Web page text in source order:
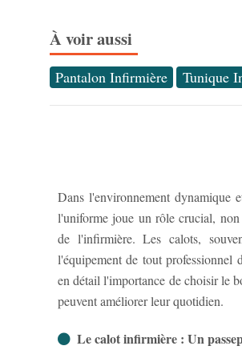
À voir aussi
Pantalon Infirmière Tunique
Dans l'environnement dynamique
l'uniforme joue un rôle crucial,
de l'infirmière. Les calots,
l'équipement de tout professionnel
en détail l'importance de choisir le
peuvent améliorer leur quotidien.
Le calot infirmière : Un